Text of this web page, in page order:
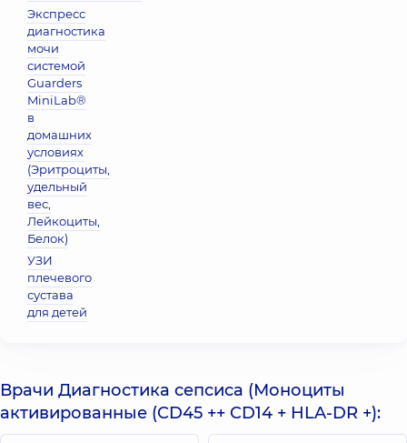
Экспресс
диагностика
мочи
системой
Guarders
MiniLab®
в
домашних
условиях
(Эритроциты,
удельный
вес,
Лейкоциты,
Белок)
УЗИ
плечевого
сустава
для детей
Врачи Диагностика сепсиса (Моноциты
активированные (CD45 ++ CD14 + HLA-DR +):